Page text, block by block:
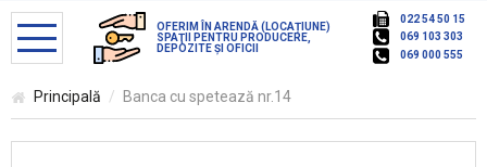
OFERIM ÎN ARENDĂ (LOCAȚIUNE)
SPAŢII PENTRU PRODUCERE,
DEPOZITE ŞI OFICII
022 54 50 15
069 103 303
069 000 555
CATALOG DE PRODUSE
Bănci pentru parc
Principală Banca cu spetează nr.14